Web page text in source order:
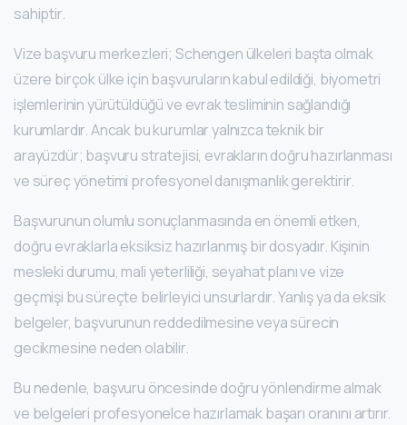
sahiptir.
Vize başvuru merkezleri; Schengen ülkeleri başta olmak
üzere birçok ülke için başvuruların kabul edildiği, biyometri
işlemlerinin yürütüldüğü ve evrak tesliminin sağlandığı
kurumlardır. Ancak bu kurumlar yalnızca teknik bir
arayüzdür; başvuru stratejisi, evrakların doğru hazırlanması
ve süreç yönetimi profesyonel danışmanlık gerektirir.
Başvurunun olumlu sonuçlanmasında en önemli etken,
doğru evraklarla eksiksiz hazırlanmış bir dosyadır. Kişinin
mesleki durumu, mali yeterliliği, seyahat planı ve vize
geçmişi bu süreçte belirleyici unsurlardır. Yanlış ya da eksik
belgeler, başvurunun reddedilmesine veya sürecin
gecikmesine neden olabilir.
Bu nedenle, başvuru öncesinde doğru yönlendirme almak
ve belgeleri profesyonelce hazırlamak başarı oranını artırır.